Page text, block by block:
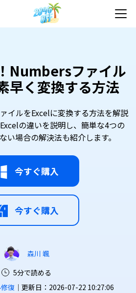
Numbersファイル
早く変換する方法
イルをExcelに変換する方法を解説
の違いを説明し、簡単な4つの
い場合の解決法も紹介します。
今すぐ購入
今すぐ購入
森川 颯
5分で読める
復｜更新日：2026-07-22 10:27:06